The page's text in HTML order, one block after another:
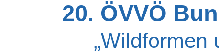
20. ÖVVÖ
„Wildformen